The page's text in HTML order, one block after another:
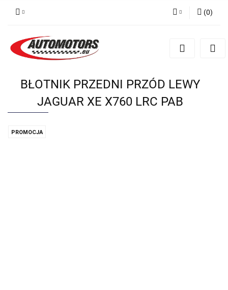
Zarejestruj się
(0)
BŁOTNIK PRZEDNI PRZÓD LEWY
JAGUAR XE X760 LRC PAB
PROMOCJA